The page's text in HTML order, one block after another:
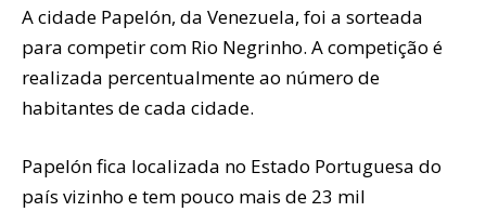
A cidade Papelón, da Venezuela, foi a sorteada
para competir com Rio Negrinho. A competição é
realizada percentualmente ao número de
habitantes de cada cidade.
Papelón fica localizada no Estado Portuguesa do
país vizinho e tem pouco mais de 23 mil